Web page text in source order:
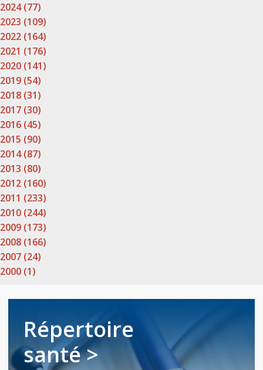
2024 (77)
2023 (109)
2022 (164)
2021 (176)
2020 (141)
2019 (54)
2018 (31)
2017 (30)
2016 (45)
2015 (90)
2014 (87)
2013 (80)
2012 (160)
2011 (233)
2010 (244)
2009 (173)
2008 (166)
2007 (24)
2000 (1)
Répertoire
santé >